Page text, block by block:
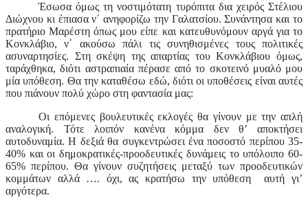
Έσωσα όμως τη νοστιμότατη τυρόπιτα δια χειρός Στέλιου
Διώχνου κι έπιασα ν΄ ανηφορίζω την Γαλατσίου. Συνάντησα και το
πρατήριο Μαρέστη όπως μου είπε και κατευθυνόμουν αργά για το
Κονκλάβιο, ν΄ ακούσω πάλι τις συνηθισμένες τους πολιτικές
ασυναρτησίες. Στη σκέψη της απαρτίας του Κονκλάβιου όμως,
ταράχθηκα, διότι αστραπιαία πέρασε από το σκοτεινό μυαλό μου
μία υπόθεση. Θα την καταθέσω εδώ, διότι οι υποθέσεις είναι αυτές
που πιάνουν πολύ χώρο στη φαντασία μας:
Οι επόμενες βουλευτικές εκλογές θα γίνουν με την απλή
αναλογική. Τότε λοιπόν κανένα κόμμα δεν θ’ αποκτήσει
αυτοδυναμία. Η δεξιά θα συγκεντρώσει ένα ποσοστό περίπου 35-
40% και οι δημοκρατικές-προοδευτικές δυνάμεις το υπόλοιπο 60-
65% περίπου. Θα γίνουν συζητήσεις μεταξύ των προοδευτικών
κομμάτων αλλά …. όχι, ας κρατήσω την υπόθεση αυτή γι’
αργότερα.